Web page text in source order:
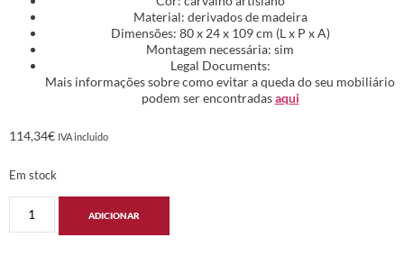
Material: derivados de madeira
Dimensões: 80 x 24 x 109 cm (L x P x A)
Montagem necessária: sim
Legal Documents:
Mais informações sobre como evitar a queda do seu mobiliário
podem ser encontradasaqui
114,34€ IVA incluido
Em stock
ADICIONAR